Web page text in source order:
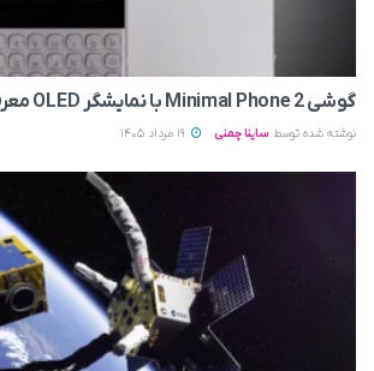
گوشی Minimal Phone 2 با نمایشگر OLED معرفی شد
نوشته شده توسط ساینا چمنی 19 مرداد 1405